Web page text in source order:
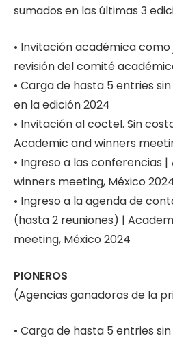
sumados en las últimas 3
• Invitación académica
revisión del comité
• Carga de hasta 5 entries
en la edición 2024
• Invitación al coctel. Sin
Academic and winners
• Ingreso a las conferencias
winners meeting, México
• Ingreso a la agenda de
(hasta 2 reuniones) |
meeting, México 2024
PIONEROS
(Agencias ganadoras de la
• Carga de hasta 5 entries